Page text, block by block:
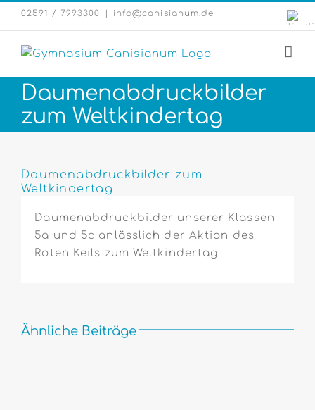
Zum
Inhalt
springen
02591 / 7993300 info@canisianum.de
Daumenabdruckbilder
zum Weltkindertag
grösseres
Bild
Daumenabdruckbilder zum
Weltkindertag
Daumenabdruckbilder unserer Klassen
5a und 5c anlässlich der Aktion des
Roten Keils zum Weltkindertag.
Ähnliche Beiträge